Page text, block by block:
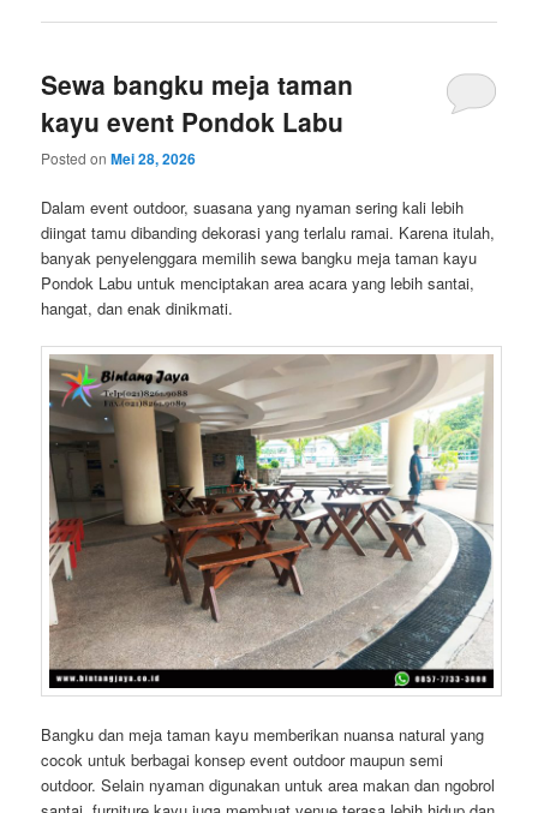
Sewa bangku meja taman
kayu event Pondok Labu
Posted onMei 28, 2026
Dalam event outdoor, suasana yang nyaman sering kali lebih
diingat tamu dibanding dekorasi yang terlalu ramai. Karena itulah,
banyak penyelenggara memilih sewa bangku meja taman kayu
Pondok Labu untuk menciptakan area acara yang lebih santai,
hangat, dan enak dinikmati.
Bangku dan meja taman kayu memberikan nuansa natural yang
cocok untuk berbagai konsep event outdoor maupun semi
outdoor. Selain nyaman digunakan untuk area makan dan ngobrol